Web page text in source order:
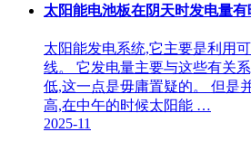
太阳能电池板在阴天时发电量有
太阳能发电系统,它主要是利用
线。 它发电量主要与这些有关
低,这一点是毋庸置疑的。 但是
高,在中午的时候太阳能 …
2025-11